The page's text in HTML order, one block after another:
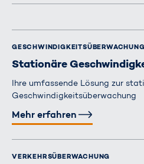
GESCHWINDIGKEITS­ÜBERWACHUNG
Stationäre
Ihre umfassende Lösung zur
Geschwindigkeitsüberwachung
Mehr erfahren
VERKEHRS­ÜBERWACHUNG